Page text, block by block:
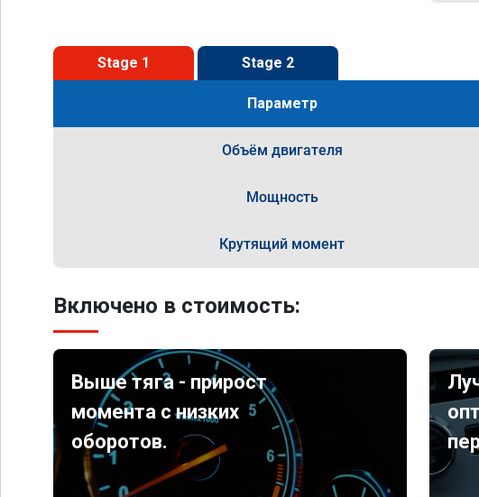
Stage 1 Stage 2
Параметр
Объём двигателя
Мощность
Крутящий момент
Включено в стоимость:
Выше тяга - прирост
момента с низких
оборотов.